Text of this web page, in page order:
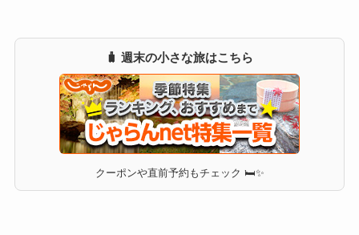
🧳 週末の小さな旅はこちら
クーポンや直前予約もチェック 🛏✨